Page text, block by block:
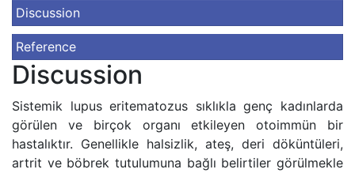
Discussion
Reference
Discussion
Sistemik lupus eritematozus sıklıkla genç kadınlarda
görülen ve birçok organı etkileyen otoimmün bir
hastalıktır. Genellikle halsizlik, ateş, deri döküntüleri,
artrit ve böbrek tutulumuna bağlı belirtiler görülmekle